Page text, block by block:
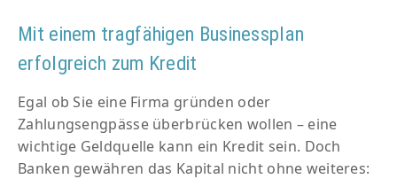
Mit einem tragfähigen Businessplan
erfolgreich zum Kredit
Egal ob Sie eine Firma gründen oder
Zahlungsengpässe überbrücken wollen – eine
wichtige Geldquelle kann ein Kredit sein. Doch
Banken gewähren das Kapital nicht ohne weiteres: